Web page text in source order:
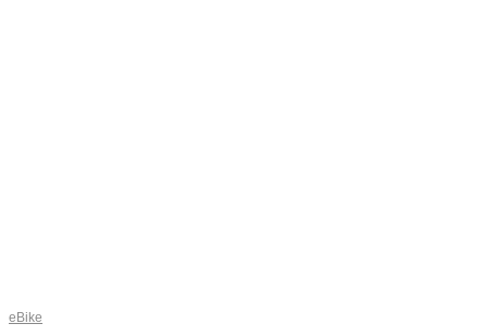
eBike